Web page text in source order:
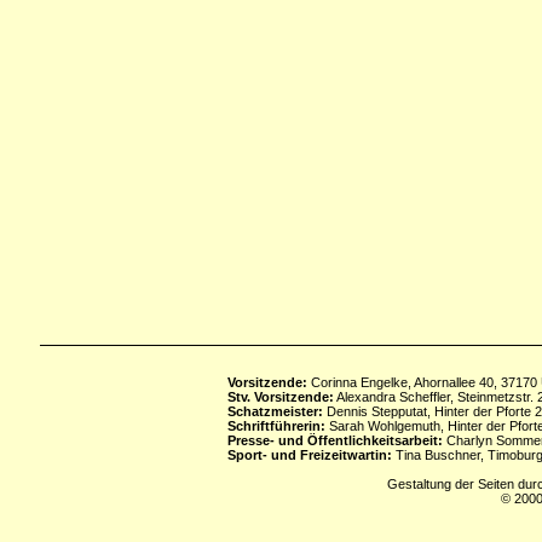
Vorsitzende: Corinna Engelke, Ahornallee 40,
Stv. Vorsitzende: Alexandra Scheffler, Steinmetzstr.
Schatzmeister: Dennis Stepputat, Hinter der Pforte
Schriftführerin: Sarah Wohlgemuth, Hinter der
Presse- und Öffentlichkeitsarbeit: Charlyn
Sport- und Freizeitwartin: Tina Buschner,
Gestaltung der Seiten
©